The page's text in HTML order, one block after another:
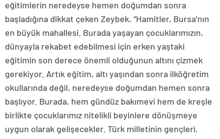
eğitimlerin neredeyse hemen doğumdan sonra
başladığına dikkat çeken Zeybek, “Hamitler, Bursa’nın
en büyük mahallesi. Burada yaşayan çocuklarımızın,
dünyayla rekabet edebilmesi için erken yaştaki
eğitimin son derece önemli olduğunun altını çizmek
gerekiyor. Artık eğitim, altı yaşından sonra ilköğretim
okullarında değil, neredeyse doğumdan hemen sonra
başlıyor. Burada, hem gündüz bakımevi hem de kreşle
birlikte çocuklarımız nitelikli beyinlere dönüşmeye
uygun olarak gelişecekler. Türk milletinin gençleri,